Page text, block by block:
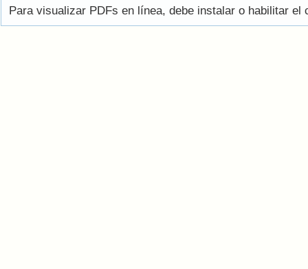
Para visualizar PDFs en línea, debe instalar o habilitar el